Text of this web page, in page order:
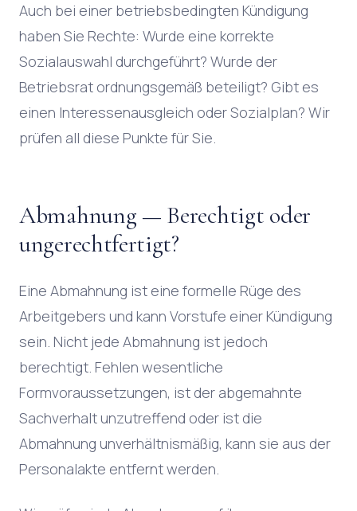
Auch bei einer betriebsbedingten Kündigung
haben Sie Rechte: Wurde eine korrekte
Sozialauswahl durchgeführt? Wurde der
Betriebsrat ordnungsgemäß beteiligt? Gibt es
einen Interessenausgleich oder Sozialplan? Wir
prüfen all diese Punkte für Sie.
Abmahnung — Berechtigt oder
ungerechtfertigt?
Eine Abmahnung ist eine formelle Rüge des
Arbeitgebers und kann Vorstufe einer Kündigung
sein. Nicht jede Abmahnung ist jedoch
berechtigt. Fehlen wesentliche
Formvoraussetzungen, ist der abgemahnte
Sachverhalt unzutreffend oder ist die
Abmahnung unverhältnismäßig, kann sie aus der
Personalakte entfernt werden.